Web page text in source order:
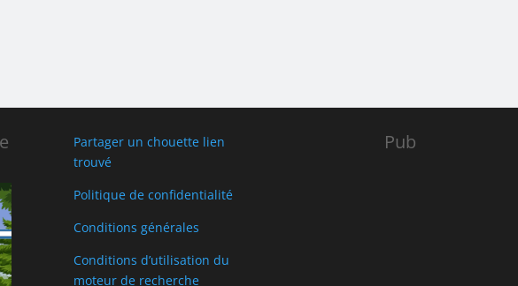
Partager un chouette lien
trouvé
Politique de confidentialité
Conditions générales
Conditions d’utilisation du
moteur de recherche
Pub